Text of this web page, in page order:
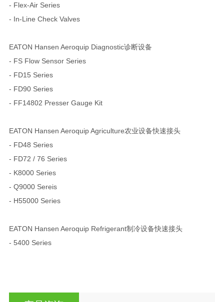
- Flex-Air Series
- In-Line Check Valves
EATON Hansen Aeroquip Diagnostic诊断设备
- FS Flow Sensor Series
- FD15 Series
- FD90 Series
- FF14802 Presser Gauge Kit
EATON Hansen Aeroquip Agriculture农业设备快速接头
- FD48 Series
- FD72 / 76 Series
- K8000 Series
- Q9000 Sereis
- H55000 Series
EATON Hansen Aeroquip Refrigerant制冷设备快速接头
- 5400 Series